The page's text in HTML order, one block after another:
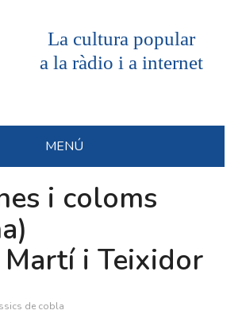
La cultura popular
a la ràdio i a internet
MENÚ
i coloms
Martí i Teixidor
de cobla